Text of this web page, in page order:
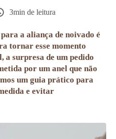
3min de leitura
a aliança de noivado é
tornar esse momento
a surpresa de um pedido
por um anel que não
um guia prático para
e evitar